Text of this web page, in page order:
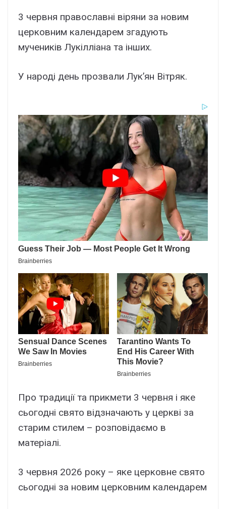
3 червня православні віряни за новим
церковним календарем згадують
мучеників Лукілліана та інших.
У народі день прозвали Лук’ян Вітряк.
Про традиції та прикмети 3 червня і яке
сьогодні свято відзначають у церкві за
старим стилем – розповідаємо в
матеріалі.
3 червня 2026 року – яке церковне свято
сьогодні за новим церковним календарем